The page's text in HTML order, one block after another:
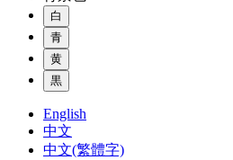
白
青
黄
黒
English
中文
中文(繁體字)